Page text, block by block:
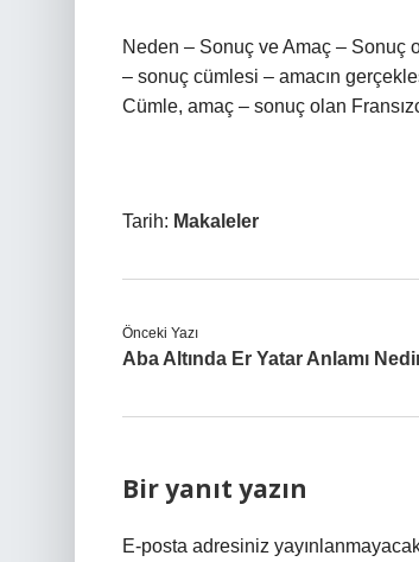
Neden – Sonuç ve Amaç – Sonuç
– sonuç cümlesi – amacın
Cümle, amaç – sonuç olan
Tarih: Makaleler
Önceki Yazı
Aba Altında Er Yatar Anlamı
Bir yanıt yazın
E-posta adresiniz